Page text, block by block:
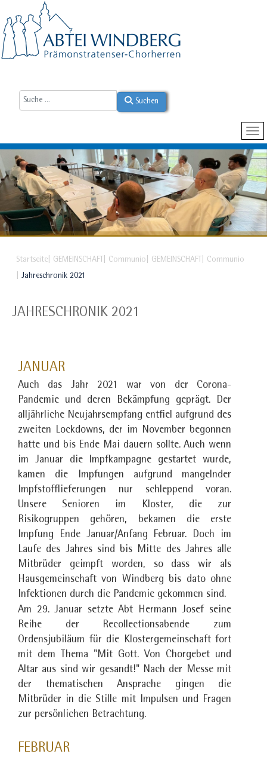
Suchen
Startseite GEMEINSCHAFT Communio GEMEINSCHAFT
Communio
Jahreschronik 2021
JAHRESCHRONIK 2021
JANUAR
Auch das Jahr 2021 war von der Corona-
Pandemie und deren Bekämpfung geprägt. Der
alljährliche Neujahrsempfang entfiel aufgrund des
zweiten Lockdowns, der im November begonnen
hatte und bis Ende Mai dauern sollte. Auch wenn
im Januar die Impfkampagne gestartet wurde,
kamen die Impfungen aufgrund mangelnder
Impfstofflieferungen nur schleppend voran.
Unsere Senioren im Kloster, die zur
Risikogruppen gehören, bekamen die erste
Impfung Ende Januar/Anfang Februar. Doch im
Laufe des Jahres sind bis Mitte des Jahres alle
Mitbrüder geimpft worden, so dass wir als
Hausgemeinschaft von Windberg bis dato ohne
Infektionen durch die Pandemie gekommen sind.
Am 29. Januar setzte Abt Hermann Josef seine
Reihe der Recollectionsabende zum
Ordensjubiläum für die Klostergemeinschaft fort
mit dem Thema "Mit Gott. Von Chorgebet und
Altar aus sind wir gesandt!" Nach der Messe mit
der thematischen Ansprache gingen die
Mitbrüder in die Stille mit Impulsen und Fragen
zur persönlichen Betrachtung.
FEBRUAR